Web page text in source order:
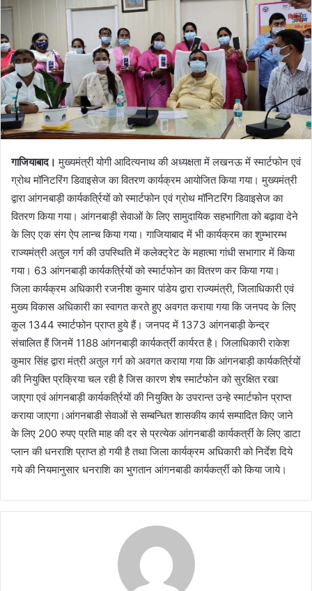
गाजियाबाद। मुख्यमंत्री योगी आदित्यनाथ की अध्यक्षता में लखनऊ में स्मार्टफोन एवं
ग्रोथ मॉनिटरिंग डिवाइसेज का वितरण कार्यक्रम आयोजित किया गया। मुख्यमंत्री
द्वारा आंगनबाड़ी कार्यकर्त्रियों को स्मार्टफोन एवं ग्रोथ मॉनिटरिंग डिवाइसेज का
वितरण किया गया। आंगनबाड़ी सेवाओं के लिए सामुदायिक सहभागिता को बढ़ावा देने
के लिए एक संग ऐप लान्च किया गया। गाजियाबाद में भी कार्यक्रम का शुम्भारम्भ
राज्यमंत्री अतुल गर्ग की उपस्थिति में कलेक्ट्रेट के महात्मा गांधी सभागार में किया
गया। 63 आंगनबाड़ी कार्यकर्त्रियों को स्मार्टफोन का वितरण कर किया गया।
जिला कार्यक्रम अधिकारी रजनीश कुमार पांडेय द्वारा राज्यमंत्री, जिलाधिकारी एवं
मुख्य विकास अधिकारी का स्वागत करते हुए अवगत कराया गया कि जनपद के लिए
कुल 1344 स्मार्टफोन प्राप्त हुये हैं। जनपद में 1373 आंगनबाड़ी केन्द्र
संचालित हैं जिनमें 1188 आंगनबाड़ी कार्यकर्त्री कार्यरत है। जिलाधिकारी राकेश
कुमार सिंह द्वारा मंत्री अतुल गर्ग को अवगत कराया गया कि आंगनबाड़ी कार्यकर्त्रियों
की नियुक्ति प्रक्रिया चल रही है जिस कारण शेष स्मार्टफोन को सुरक्षित रखा
जाएगा एवं आंगनबाड़ी कार्यकर्त्रियों की नियुक्ति के उपरान्त उन्हे स्मार्टफोन प्राप्त
कराया जाएगा।आंगनबाडी सेवाओं से सम्बन्धित शासकीय कार्य सम्पादित किए जाने
के लिए 200 रुपए प्रति माह की दर से प्रत्येक आंगनबाडी कार्यकर्त्री के लिए डाटा
प्लान की धनराशि प्राप्त हो गयी है तथा जिला कार्यक्रम अधिकारी को निर्देश दिये
गये की नियमानुसार धनराशि का भुगतान आंगनबाडी कार्यकर्त्री को किया जाये।